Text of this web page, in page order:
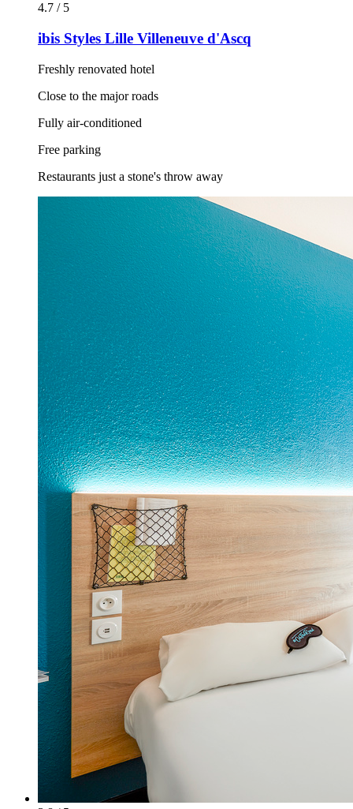
4.7 / 5
ibis Styles Lille Villeneuve d'Ascq
Freshly renovated hotel
Close to the major roads
Fully air-conditioned
Free parking
Restaurants just a stone's throw away